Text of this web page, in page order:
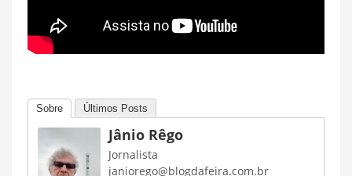
Sobre Últimos Posts
Jânio Rêgo
Jornalista
janiorego@blogdafeira.com.br